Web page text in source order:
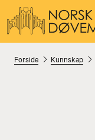
Forside Kunnskap